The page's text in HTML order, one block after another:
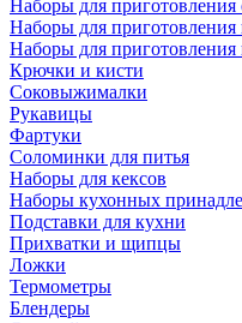
Наборы для приготовления
Наборы для приготовления
Наборы для приготовления
Крючки и кисти
Соковыжималки
Рукавицы
Фартуки
Соломинки для питья
Наборы для кексов
Наборы кухонных
Подставки для кухни
Прихватки и щипцы
Ложки
Термометры
Блендеры